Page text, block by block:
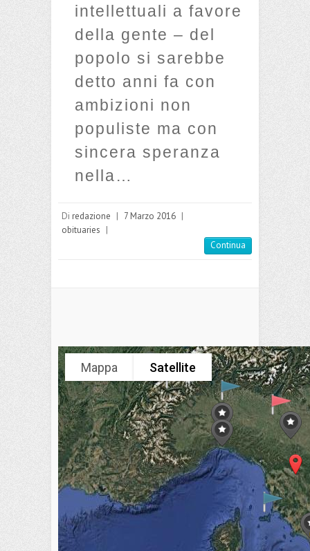
intellettuali a favore
della gente – del
popolo si sarebbe
detto anni fa con
ambizioni non
populiste ma con
sincera speranza
nella…
Di redazione | 7 Marzo 2016 |
obituaries |
Continua
Mappa Satellite